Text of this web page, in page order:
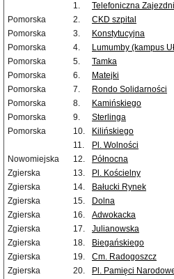
1.
Telefoniczna
Pomorska
2. CKD szpital
Pomorska
3. Konstytucyjna
Pomorska
4. Lumumby (kampus
Pomorska
5. Tamka
Pomorska
6. Matejki
Pomorska
7. Rondo Solidarności
Pomorska
8. Kamińskiego
Pomorska
9. Sterlinga
Pomorska
10. Kilińskiego
11.
Pl. Wolności
Nowomiejska
12. Północna
Zgierska
13. Pl. Kościelny
Zgierska
14. Bałucki Rynek
Zgierska
15. Dolna
Zgierska
16. Adwokacka
Zgierska
17. Julianowska
Zgierska
18. Biegańskiego
Zgierska
19. Cm. Radogoszcz
Zgierska
20. Pl. Pamięci